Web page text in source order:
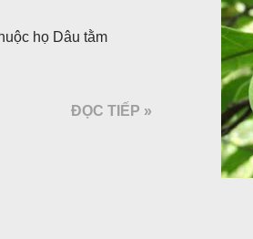
họ Dâu tằm
ĐỌC TIẾP »